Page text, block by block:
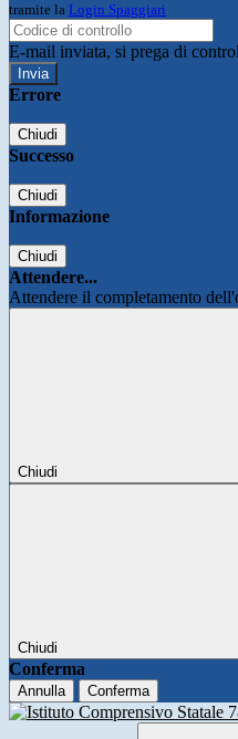
tramite la Login Spaggiari
E-mail inviata, si prega di
Errore
Chiudi
Successo
Chiudi
Informazione
Chiudi
Attendere...
Attendere il completamento
Chiudi
Chiudi
Conferma
Annulla Conferma